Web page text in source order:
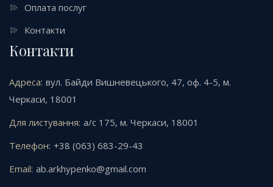
Оплата послуг
Контакти
Контакти
Адреса: вул. Байди Вишневецького, 47, оф. 4-5, м.
Черкаси, 18001
Для листування: а/с 175, м. Черкаси, 18001
Телефон: +38 (063) 683-29-43
Email: ab.arkhypenko@gmail.com